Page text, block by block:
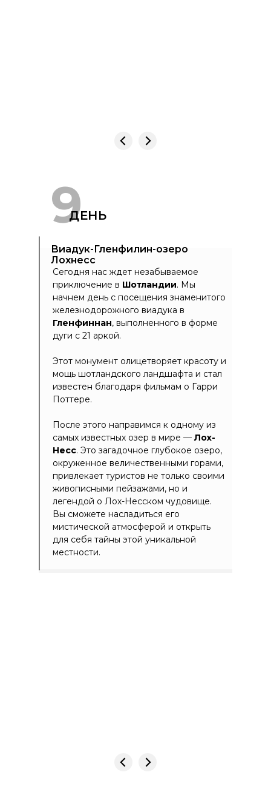
ДЕНЬ
Сегодня нас ждет незабываемое
приключение в Шотландии. Мы
начнем день с посещения знаменитого
железнодорожного виадука в
Гленфиннан, выполненного в форме
дуги с 21 аркой.
Этот монумент олицетворяет красоту и
мощь шотландского ландшафта и стал
известен благодаря фильмам о Гарри
Поттере.
После этого направимся к одному из
самых известных озер в мире — Лох-
Несс. Это загадочное глубокое озеро,
окруженное величественными горами,
привлекает туристов не только своими
живописными пейзажами, но и
легендой о Лох-Несском чудовище.
Вы сможете насладиться его
мистической атмосферой и открыть
для себя тайны этой уникальной
местности.
9
Виадук-Гленфилин-озеро
Лохнесс